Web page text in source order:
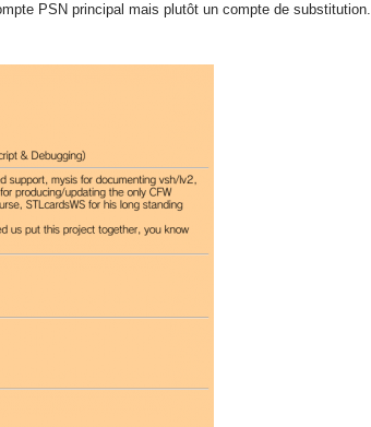
PSN principal mais plutôt un compte de substitution.